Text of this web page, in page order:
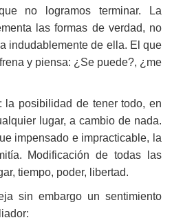
no logramos terminar. La
las formas de verdad, no
indudablemente de ella. El que
y piensa: ¿Se puede?, ¿me
posibilidad de tener todo, en
lugar, a cambio de nada.
impensado e impracticable, la
Modificación de todas las
tiempo, poder, libertad.
sin embargo un sentimiento